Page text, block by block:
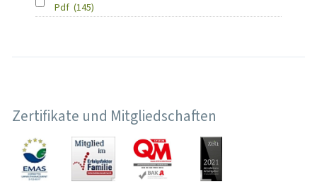
Pdf (145)
Zertifikate und Mitgliedschaften